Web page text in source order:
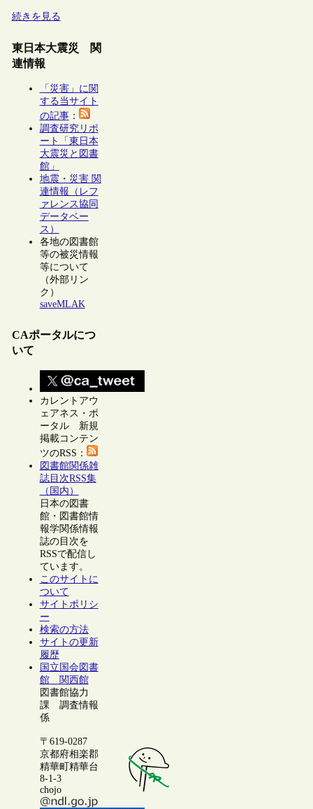
続きを見る
東日本大震災 関
連情報
「災害」に関
する当サイト
の記事：
調査研究リポ
ート「東日本
大震災と図書
館」
地震・災害 関
連情報（レフ
ァレンス協同
データベー
ス）
各地の図書館
等の被災情報
等について
（外部リン
ク）
saveMLAK
CAポータルにつ
いて
カレントアウ
ェアネス・ポ
ータル 新規
掲載コンテン
ツのRSS：
図書館関係雑
誌目次RSS集
（国内）
日本の図書
館・図書館情
報学関係情報
誌の目次を
RSSで配信し
ています。
このサイトに
ついて
サイトポリシ
ー
検索の方法
サイトの更新
履歴
国立国会図書
館 関西館
図書館協力
課 調査情報
係
〒619-0287
京都府相楽郡
精華町精華台
8-1-3
chojo